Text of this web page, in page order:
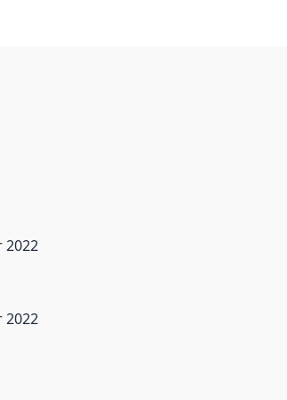
første gang ble utgitt. Det kan
2022
2022